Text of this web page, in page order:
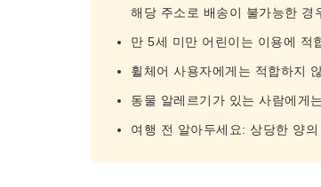
해당 주소로 배송이 불가능한 경
만 5세 미만 어린이는 이용에 적
휠체어 사용자에게는 적합하지
동물 알레르기가 있는 사람에게
여행 전 알아두세요: 상당한 양